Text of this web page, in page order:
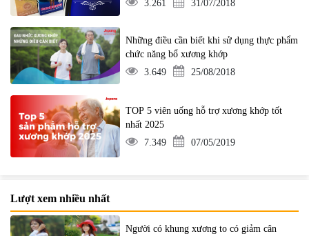
3.261
31/07/2018
Những điều cần biết khi sử dụng thực phẩm
chức năng bổ xương khớp
3.649
25/08/2018
TOP 5 viên uống hỗ trợ xương khớp tốt
nhất 2025
7.349
07/05/2019
Lượt xem nhiều nhất
Người có khung xương to có giảm cân